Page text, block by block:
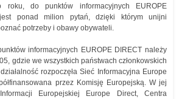
roku, do punktów informacyjnych EUROPE
ponad milion pytań, dzięki którym unijni
potrzeby i obawy obywateli.
informacyjnych EUROPE DIRECT należy
gdzie we wszystkich państwach członkowskich
rozpoczęła Sieć Informacyjna Europe
przez Komisję Europejską. W jej
Europejskiej Europe Direct, Centra